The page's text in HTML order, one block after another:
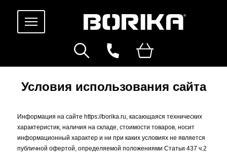
Условия использования сайта
Информация на сайте https://borika.ru, касающаяся технических
характеристик, наличия на складе, стоимости товаров, носит
информационный характер и ни при каких условиях не является
публичной офертой, определяемой положениями Статьи 437 ч.2